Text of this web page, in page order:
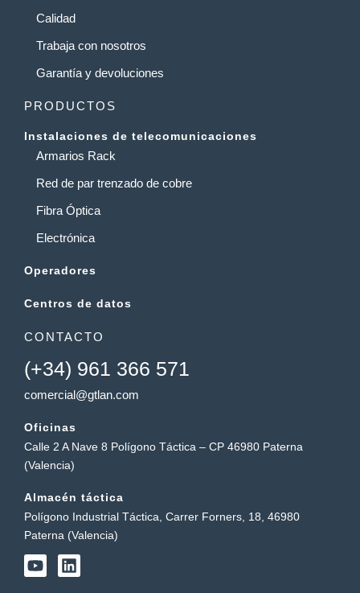
Calidad
Trabaja con nosotros
Garantía y devoluciones
PRODUCTOS
Instalaciones de telecomunicaciones
Armarios Rack
Red de par trenzado de cobre
Fibra Óptica
Electrónica
Operadores
Centros de datos
CONTACTO
(+34) 961 366 571
comercial@gtlan.com
Oficinas
Calle 2 A Nave 8 Polígono Táctica – CP 46980 Paterna
(Valencia)
Almacén táctica
Polígono Industrial Táctica, Carrer Forners, 18, 46980
Paterna (Valencia)
Y
o
L
i